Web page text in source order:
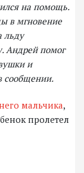
на помощь.
в мгновение
льду
Андрей помог
и
сообщении.
мальчика,
пролетел